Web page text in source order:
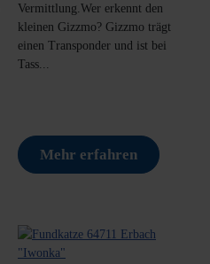
Vermittlung.Wer erkennt den
kleinen Gizzmo? Gizzmo trägt
einen Transponder und ist bei
Tass...
Mehr erfahren